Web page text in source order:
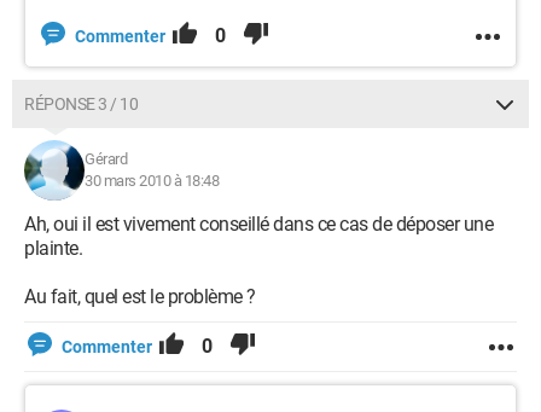
Commenter 0
RÉPONSE 3 / 10
Gérard
30 mars 2010 à 18:48
Ah, oui il est vivement conseillé dans ce cas de déposer une
plainte.
Au fait, quel est le problème ?
Commenter 0